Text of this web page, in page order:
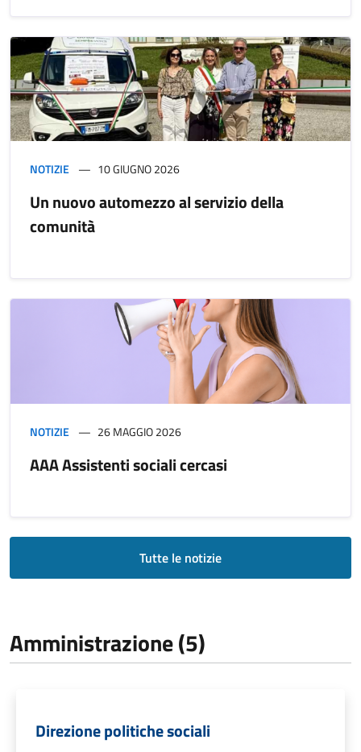
NOTIZIE 10 GIUGNO 2026
Un nuovo automezzo al servizio della
comunità
NOTIZIE 26 MAGGIO 2026
AAA Assistenti sociali cercasi
Tutte le notizie
Amministrazione (5)
Direzione politiche sociali